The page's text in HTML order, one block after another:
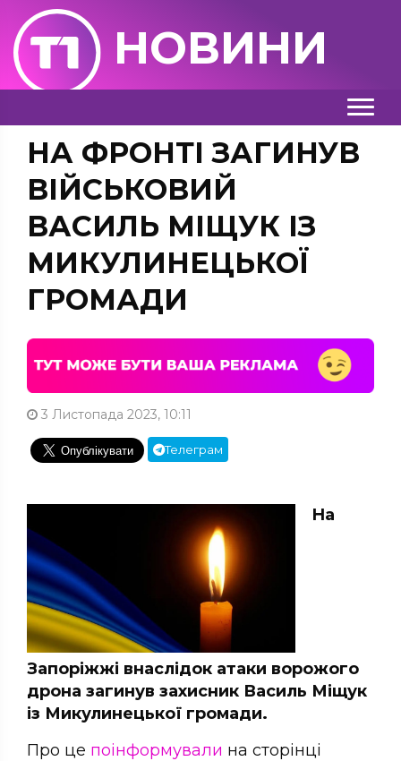
НОВИНИ
НА ФРОНТІ ЗАГИНУВ
ВІЙСЬКОВИЙ
ВАСИЛЬ МІЩУК ІЗ
МИКУЛИНЕЦЬКОЇ
ГРОМАДИ
3 Листопада 2023, 10:11
Телеграм
На
Запоріжжі внаслідок атаки ворожого
дрона загинув захисник Василь Міщук
із Микулинецької громади.
Про це поінформували на сторінці